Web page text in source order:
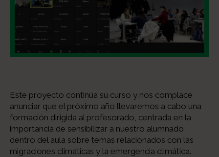
Este proyecto continúa su curso y nos complace
anunciar que el próximo año llevaremos a cabo una
formación dirigida al profesorado, centrada en la
importancia de sensibilizar a nuestro alumnado
dentro del aula sobre temas relacionados con las
migraciones climáticas y la emergencia climática.